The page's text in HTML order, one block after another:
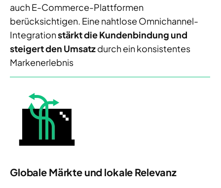
auch E-Commerce-Plattformen
berücksichtigen. Eine nahtlose Omnichannel-
Integrationstärkt die Kundenbindung und
steigert den Umsatzdurch ein konsistentes
Markenerlebnis
Globale Märkte und lokale Relevanz